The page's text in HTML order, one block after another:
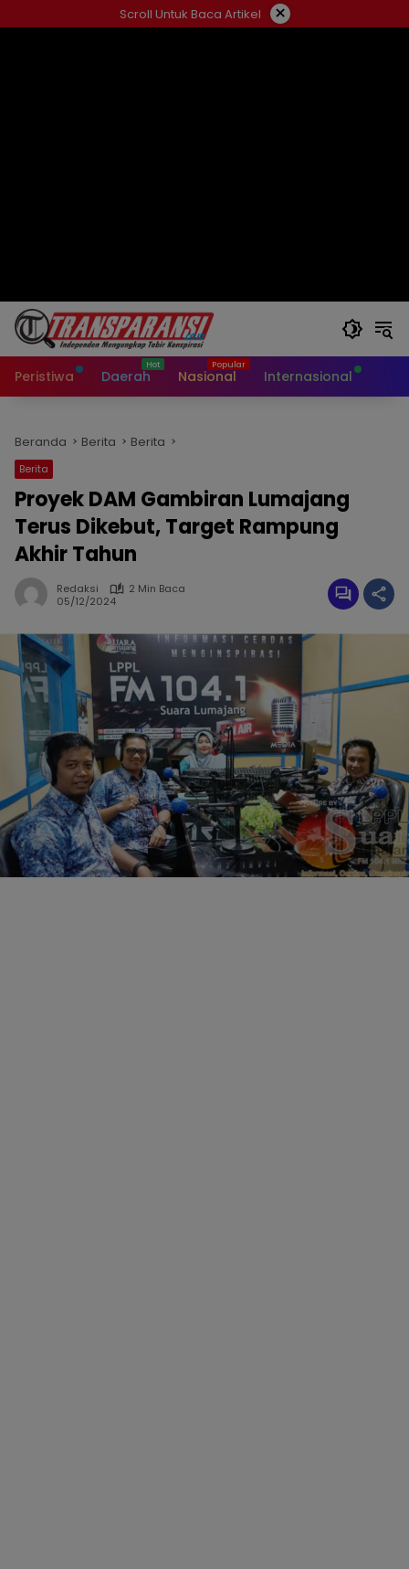
ke
Scroll Untuk Baca Artikel ×
Peristiwa Daerah Nasional Internasional
Beranda Berita Berita
Berita
Proyek DAM Gambiran Lumajang
Terus Dikebut, Target Rampung
Akhir Tahun
Redaksi
2 Min Baca
05/12/2024